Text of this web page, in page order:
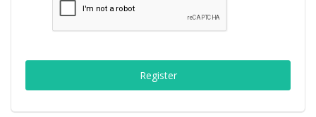
চাঁপাইনবাবগঞ্জ সদর
নাচোল
Register